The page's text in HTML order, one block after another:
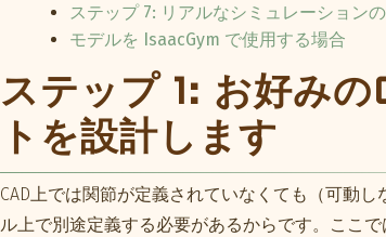
ステップ 7: リアルなシミュレーション
モデルを IsaacGym で使用する場合
ステップ 1: お好み
トを設計します
CAD上では関節が定義されていなくても（可動
ル上で別途定義する必要があるからです。ここ